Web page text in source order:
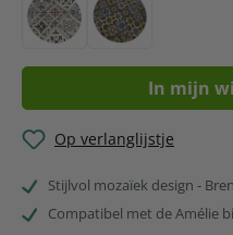
Soft blueYellow breeze
In mijn
Op verlanglijstje
Stijlvol mozaïek design -
Compatibel met de Amélie